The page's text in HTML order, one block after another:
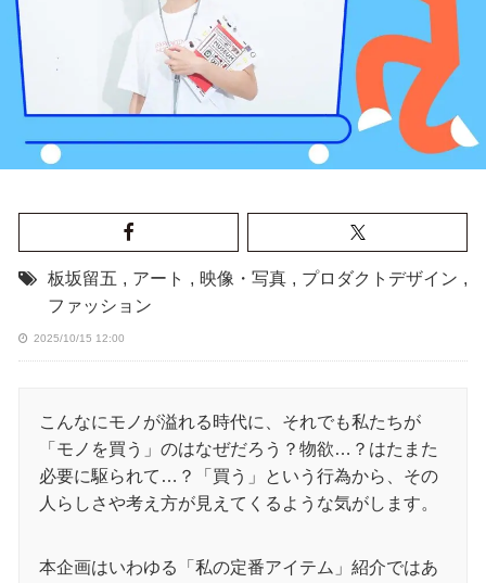
板坂留五 , アート , 映像・写真 , プロダクトデザイン ,
ファッション
2025/10/15 12:00
こんなにモノが溢れる時代に、それでも私たちが
「モノを買う」のはなぜだろう？物欲…？はたまた
必要に駆られて…？「買う」という行為から、その
人らしさや考え方が見えてくるような気がします。
本企画はいわゆる「私の定番アイテム」紹介ではあ